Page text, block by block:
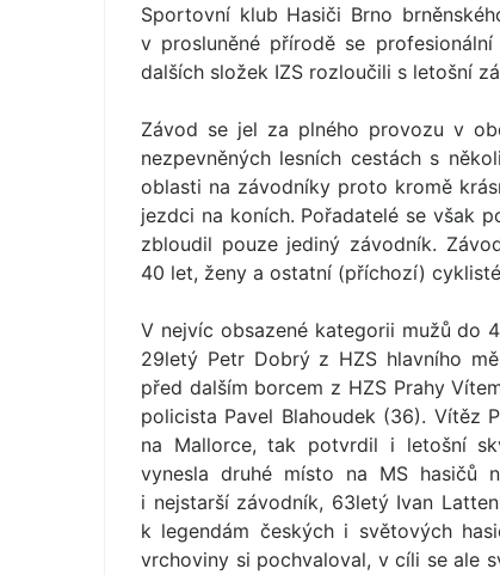
Sportovní klub Hasiči Brno
v prosluněné přírodě se
dalších složek IZS rozloučili s letošní
Závod se jel za plného provozu v
nezpevněných lesních cestách s
oblasti na závodníky proto kromě
jezdci na koních. Pořadatelé se však
zbloudil pouze jediný závodník.
40 let, ženy a ostatní (příchozí)
V nejvíc obsazené kategorii mužů do
29letý Petr Dobrý z HZS hlavního
před dalším borcem z HZS Prahy
policista Pavel Blahoudek (36). Vítěz
na Mallorce, tak potvrdil i letošní
vynesla druhé místo na MS hasičů
i nejstarší závodník, 63letý Ivan
k legendám českých i světových
vrchoviny si pochvaloval, v cíli se ale